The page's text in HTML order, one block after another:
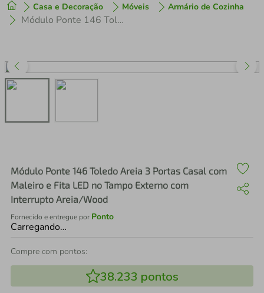
Casa e Decoração Móveis Armário de Cozinha
Módulo Ponte 146 Toledo Areia 3 Portas Casal com Maleiro e Fita LED no Tampo Externo com Interrupto Areia/Wood
Módulo Ponte 146 Toledo Areia 3 Portas Casal com
Maleiro e Fita LED no Tampo Externo com
Interrupto Areia/Wood
Fornecido e entregue por Ponto
Carregando…
Compre com pontos:
38.233 pontos
1º tenis
perfume